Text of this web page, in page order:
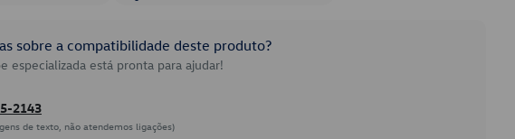
sobre a compatibilidade deste produto?
especializada está pronta para ajudar!
2143
de texto, não atendemos ligações)